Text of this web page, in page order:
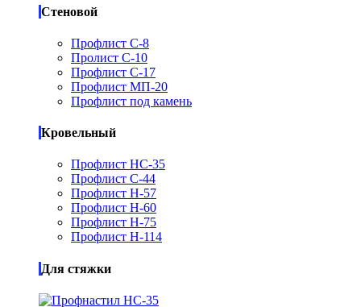
Стеновой
Профлист С-8
Пролист С-10
Профлист С-17
Профлист МП-20
Профлист под камень
Кровельный
Профлист НС-35
Профлист С-44
Профлист Н-57
Профлист Н-60
Профлист Н-75
Профлист Н-114
Для стяжки